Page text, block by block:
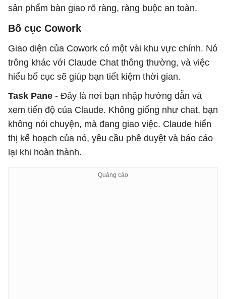
sản phẩm bàn giao rõ ràng, ràng buộc an toàn.
Bố cục Cowork
Giao diện của Cowork có một vài khu vực chính. Nó
trông khác với Claude Chat thông thường, và việc
hiểu bố cục sẽ giúp bạn tiết kiệm thời gian.
Task Pane - Đây là nơi bạn nhập hướng dẫn và
xem tiến độ của Claude. Không giống như chat, bạn
không nói chuyện, mà đang giao việc. Claude hiển
thị kế hoạch của nó, yêu cầu phê duyệt và báo cáo
lại khi hoàn thành.